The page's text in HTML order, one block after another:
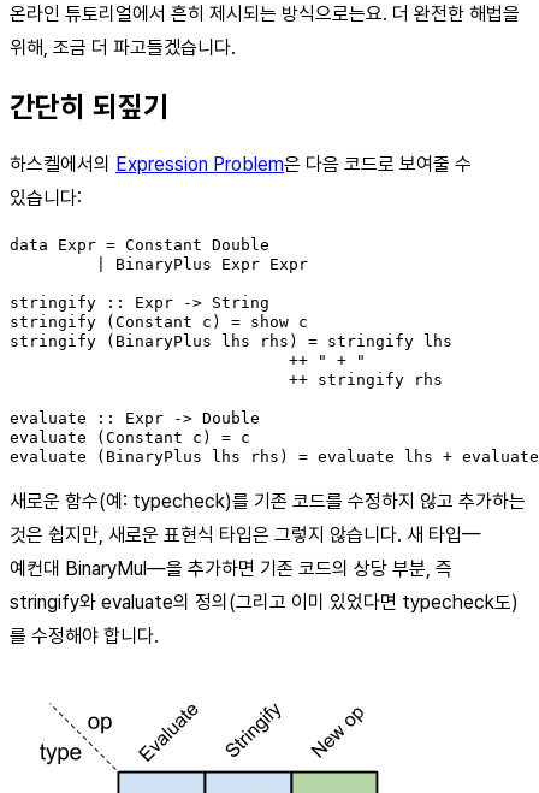
온라인 튜토리얼에서 흔히 제시되는 방식으로는요. 더 완전한 해법을
위해, 조금 더 파고들겠습니다.
간단히 되짚기
하스켈에서의 Expression Problem은 다음 코드로 보여줄 수
있습니다:
data Expr = Constant Double
         | BinaryPlus Expr Expr
stringify :: Expr -> String
stringify (Constant c) = show c
stringify (BinaryPlus lhs rhs) = stringify lhs
                             ++ " + "
                             ++ stringify rhs
evaluate :: Expr -> Double
evaluate (Constant c) = c
evaluate (BinaryPlus lhs rhs) = evaluate lhs +
새로운 함수(예: typecheck)를 기존 코드를 수정하지 않고 추가하는
것은 쉽지만, 새로운 표현식 타입은 그렇지 않습니다. 새 타입—
예컨대 BinaryMul—을 추가하면 기존 코드의 상당 부분, 즉
stringify와 evaluate의 정의(그리고 이미 있었다면 typecheck도)
를 수정해야 합니다.